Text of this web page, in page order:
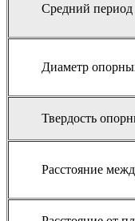
Средний период
Диаметр
Твердость
Расстояние